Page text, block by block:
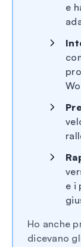
e
e i
Ho anche
dicevano